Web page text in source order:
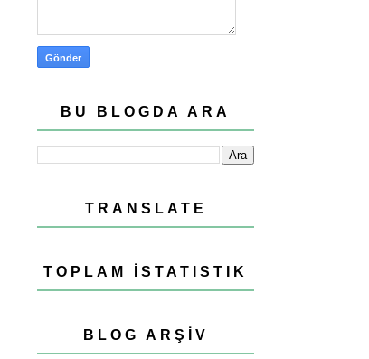
BU BLOGDA ARA
TRANSLATE
TOPLAM İSTATISTIK
BLOG ARŞIV